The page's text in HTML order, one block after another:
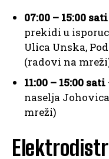
07:00 – 15:00 sati
prekidi u
Ulica Unska,
(radovi na
11:00 – 15:00 sati
naselja
mreži)